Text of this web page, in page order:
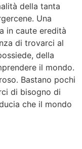
della tanta
Una
in caute eredità
di trovarci al
della
il mondo.
Bastano pochi
di bisogno di
che il mondo